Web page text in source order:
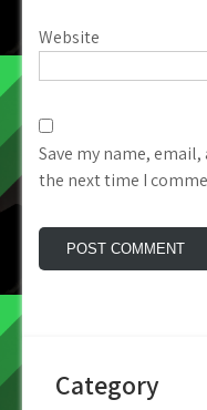
Website
Save my name,
the next time I
Category